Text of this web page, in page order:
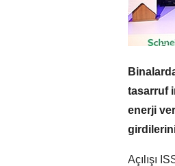
tasarruf
enerji
Açılışı